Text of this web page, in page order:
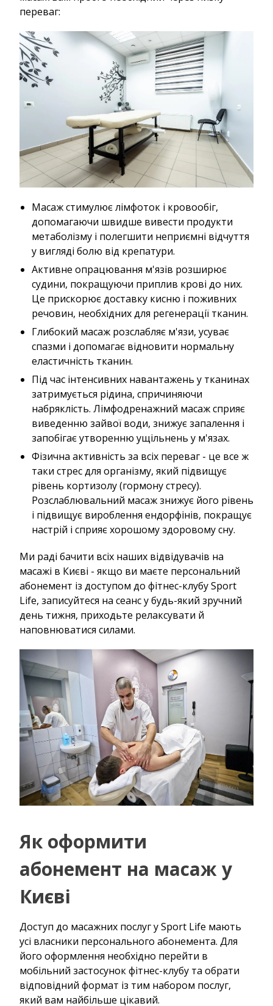
переваг:
Масаж стимулює лімфоток і кровообіг,
допомагаючи швидше вивести продукти
метаболізму і полегшити неприємні відчуття
у вигляді болю від крепатури.
Активне опрацювання м'язів розширює
судини, покращуючи приплив крові до них.
Це прискорює доставку кисню і поживних
речовин, необхідних для регенерації тканин.
Глибокий масаж розслабляє м'язи, усуває
спазми і допомагає відновити нормальну
еластичність тканин.
Під час інтенсивних навантажень у тканинах
затримується рідина, спричиняючи
набряклість. Лімфодренажний масаж сприяє
виведенню зайвої води, знижує запалення і
запобігає утворенню ущільнень у м'язах.
Фізична активність за всіх переваг - це все ж
таки стрес для організму, який підвищує
рівень кортизолу (гормону стресу).
Розслаблювальний масаж знижує його рівень
і підвищує вироблення ендорфінів, покращує
настрій і сприяє хорошому здоровому сну.
Ми раді бачити всіх наших відвідувачів на
масажі в Києві - якщо ви маєте персональний
абонемент із доступом до фітнес-клубу Sport
Life, записуйтеся на сеанс у будь-який зручний
день тижня, приходьте релаксувати й
наповнюватися силами.
Як оформити
абонемент на масаж у
Києві
Доступ до масажних послуг у Sport Life мають
усі власники персонального абонемента. Для
його оформлення необхідно перейти в
мобільний застосунок фітнес-клубу та обрати
відповідний формат із тим набором послуг,
який вам найбільше цікавий.